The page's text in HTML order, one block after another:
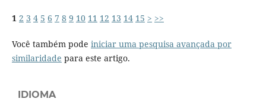
1 2 3 4 5 6 7 8 9 10 11 12 13 14 15 > >>
Você também pode iniciar uma pesquisa avançada por
similaridade para este artigo.
IDIOMA